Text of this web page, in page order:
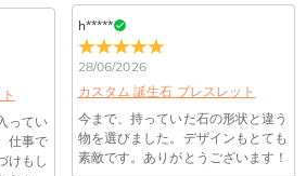
ってい
仕事で
けもし
h*****
28/06/2026
カスタム 誕生石 ブレスレット
今まで、持っていた石の形状と違う
物を選びました。デザインもとても
素敵です。ありがとうございます！
ご確認後、注文内容に間違いでもありま
ーサポート【Eメール：
までご連絡ください。ご連絡頂く時に注
い。
ルが届きません。
が届いていない場合、次の可能性が考え
メールフォルダに移動されている。解決
ダに届いているDrawelryからのメールを
う操作して、service@drawelry.jp からの
うに、迷惑メールフィルターの設定を変
ますか？
ジットカード、コンビニ前払い、
GooglePayからお選びいただけます。
支払い期限はいつまででしょう